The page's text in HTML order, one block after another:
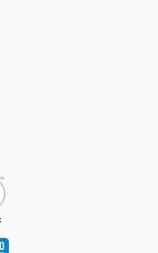
GIÁ RẺ TẠI HÀ
Chí Minh: